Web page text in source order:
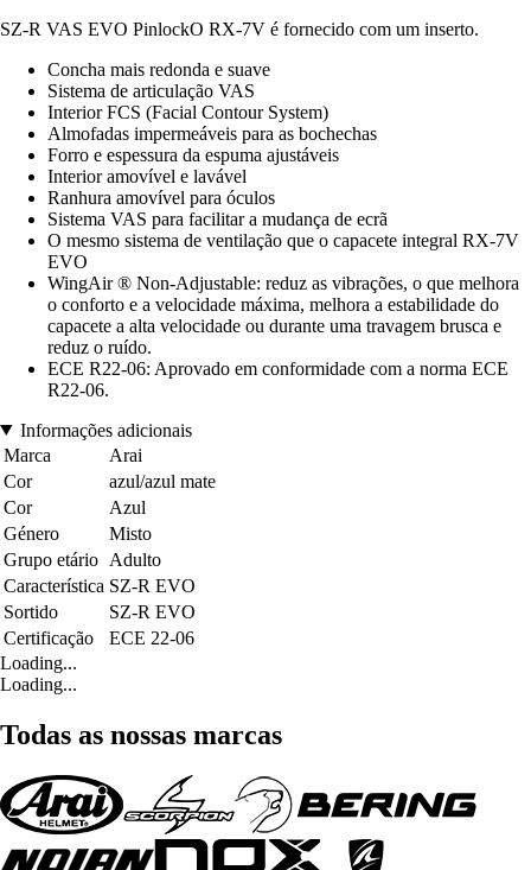
SZ-R VAS EVO PinlockO RX-7V é fornecido com um inserto.
Concha mais redonda e suave
Sistema de articulação VAS
Interior FCS (Facial Contour System)
Almofadas impermeáveis para as bochechas
Forro e espessura da espuma ajustáveis
Interior amovível e lavável
Ranhura amovível para óculos
Sistema VAS para facilitar a mudança de ecrã
O mesmo sistema de ventilação que o capacete integral RX-7V
EVO
WingAir ® Non-Adjustable: reduz as vibrações, o que melhora
o conforto e a velocidade máxima, melhora a estabilidade do
capacete a alta velocidade ou durante uma travagem brusca e
reduz o ruído.
ECE R22-06: Aprovado em conformidade com a norma ECE
R22-06.
Informações adicionais
Marca
Arai
Cor
azul/azul mate
Cor
Azul
Género
Misto
Grupo etário Adulto
Característica SZ-R EVO
Sortido
SZ-R EVO
Certificação
ECE 22-06
Loading...
Loading...
Todas as nossas marcas